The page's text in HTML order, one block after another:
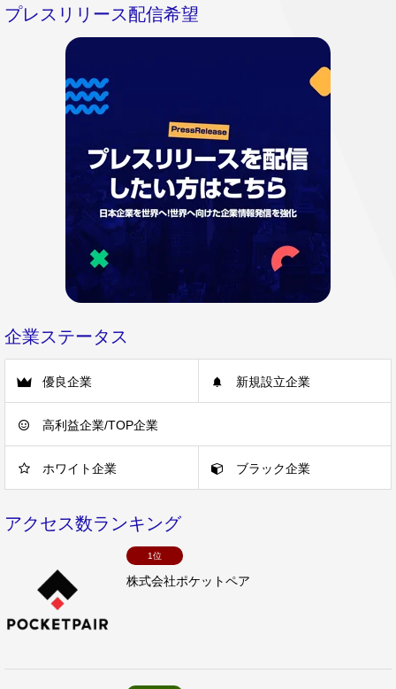
プレスリリース配信希望
企業ステータス
優良企業 新規設立企業
高利益企業/TOP企業
ホワイト企業 ブラック企業
アクセス数ランキング
1位
株式会社ポケットペア